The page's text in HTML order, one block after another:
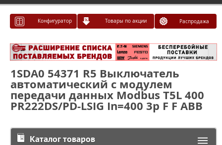
Конфигуратор Товары по акции Распродажа
1SDA0 54371 R5 Выключатель
автоматический с модулем
передачи данных Modbus T5L 400
PR222DS/PD-LSIG In=400 3p F F ABB
Каталог товаров